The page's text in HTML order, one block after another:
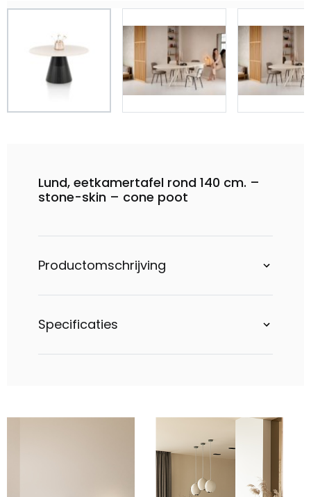
Lund, eetkamertafel rond 140 cm. –
stone-skin – cone poot
Productomschrijving
Specificaties